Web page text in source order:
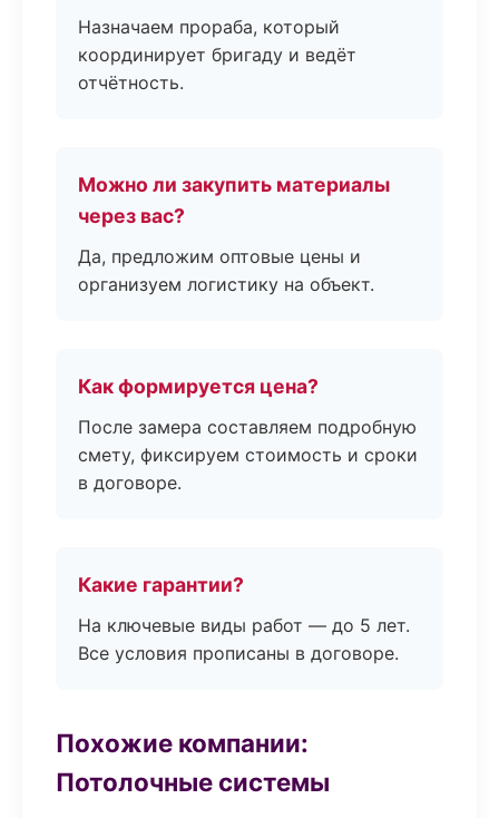
Назначаем прораба, который
координирует бригаду и ведёт
отчётность.
Можно ли закупить материалы
через вас?
Да, предложим оптовые цены и
организуем логистику на объект.
Как формируется цена?
После замера составляем подробную
смету, фиксируем стоимость и сроки
в договоре.
Какие гарантии?
На ключевые виды работ — до 5 лет.
Все условия прописаны в договоре.
Похожие компании:
Потолочные системы